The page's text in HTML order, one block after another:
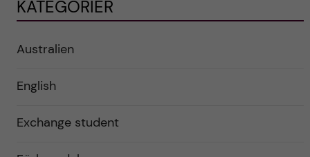
KATEGORIER
Australien
English
Exchange student